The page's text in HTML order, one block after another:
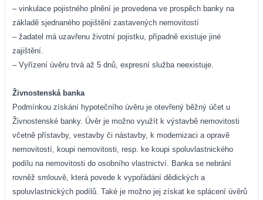
– vinkulace pojistného plnění je provedena ve prospěch banky na
základě sjednaného pojištění zastavených nemovitostí
– žadatel má uzavřenu životní pojistku, případně existuje jiné
zajištění.
– Vyřízení úvěru trvá až 5 dnů, expresní služba neexistuje.
Živnostenská banka
Podmínkou získání hypotečního úvěru je otevřený běžný účet u
Živnostenské banky. Úvěr je možno využít k výstavbě nemovitosti
včetně přístavby, vestavby či nástavby, k modernizaci a opravě
nemovitostí, koupi nemovitosti, resp. ke koupi spoluvlastnického
podílu na nemovitosti do osobního vlastnictví. Banka se nebrání
rovněž smlouvě, která povede k vypořádání dědických a
spoluvlastnických podílů. Také je možno jej získat ke splácení úvěrů